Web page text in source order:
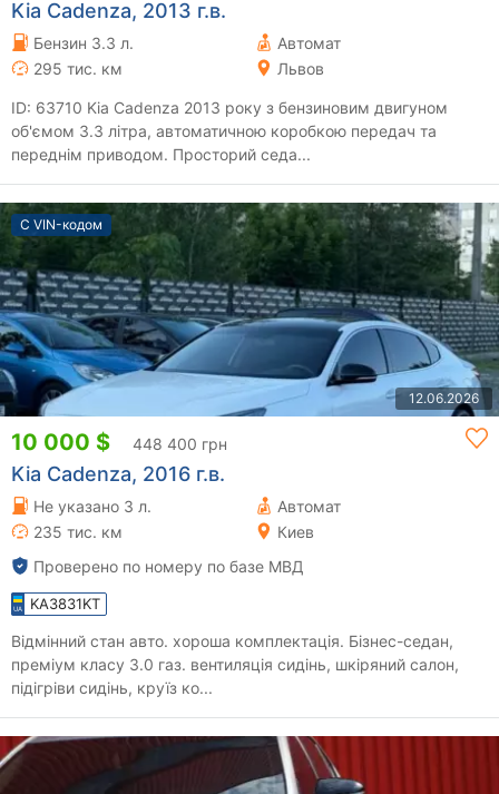
Kia Cadenza, 2013 г.в.
Бензин 3.3 л.
Автомат
295 тис. км
Львов
ID: 63710 Kia Cadenza 2013 року з бензиновим двигуном
об'ємом 3.3 літра, автоматичною коробкою передач та
переднім приводом. Просторий седа...
С VIN-кодом
12.06.2026
10 000 $ 448 400 грн
Kia Cadenza, 2016 г.в.
Не указано 3 л.
Автомат
235 тис. км
Киев
Проверено по номеру по базе МВД
KA3831KT
Відмінний стан авто. хороша комплектація. Бізнес-седан,
преміум класу 3.0 газ. вентиляція сидінь, шкіряний салон,
підігріви сидінь, круїз ко...